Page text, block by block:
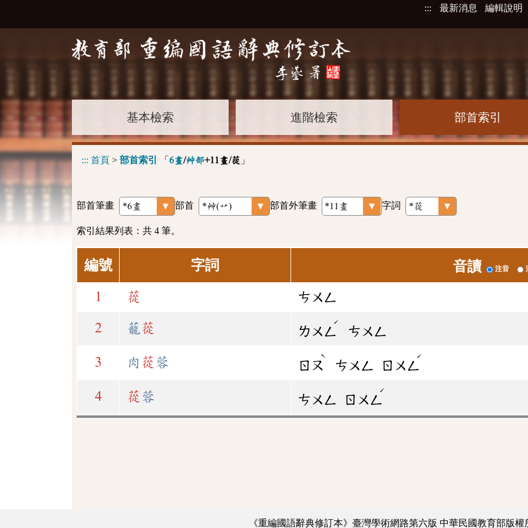
::: 最新消息 編輯說明
基本檢索 進階檢索 部首索引
::: 首頁 > 部首索引 「 6畫/艸部+11畫/蓯 」
部首筆畫 部首 部首外筆畫 字詞
索引結果列表：共 4 筆。
編號 字詞 音讀 注音
1 蓯 ㄘㄨㄥ
2 蘢蓯 ㄌㄨㄥ
ˊ
ㄘㄨㄥ
3 肉 蓯 蓉 ㄖㄡ
ˋ
ㄘㄨㄥ ㄖㄨㄥ
ˊ
4 蓯 蓉 ㄘㄨㄥ ㄖㄨㄥ
ˊ
《重編國語辭典修訂本》臺灣學術網路第六版 中華民國教育部版權